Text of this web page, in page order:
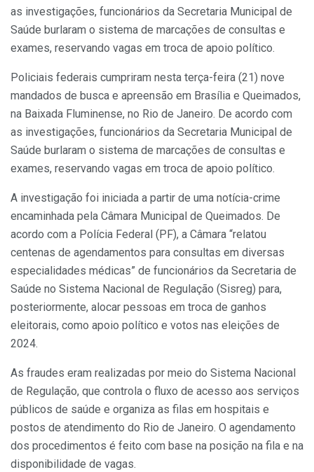
as investigações, funcionários da Secretaria Municipal de
Saúde burlaram o sistema de marcações de consultas e
exames, reservando vagas em troca de apoio político.
Policiais federais cumpriram nesta terça-feira (21) nove
mandados de busca e apreensão em Brasília e Queimados,
na Baixada Fluminense, no Rio de Janeiro. De acordo com
as investigações, funcionários da Secretaria Municipal de
Saúde burlaram o sistema de marcações de consultas e
exames, reservando vagas em troca de apoio político.
A investigação foi iniciada a partir de uma notícia-crime
encaminhada pela Câmara Municipal de Queimados. De
acordo com a Polícia Federal (PF), a Câmara “relatou
centenas de agendamentos para consultas em diversas
especialidades médicas” de funcionários da Secretaria de
Saúde no Sistema Nacional de Regulação (Sisreg) para,
posteriormente, alocar pessoas em troca de ganhos
eleitorais, como apoio político e votos nas eleições de
2024.
As fraudes eram realizadas por meio do Sistema Nacional
de Regulação, que controla o fluxo de acesso aos serviços
públicos de saúde e organiza as filas em hospitais e
postos de atendimento do Rio de Janeiro. O agendamento
dos procedimentos é feito com base na posição na fila e na
disponibilidade de vagas.